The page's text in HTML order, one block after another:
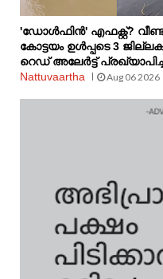
'ഡോൾഫിൻ' എഫക്റ്റ്?
കോട്ടയം ഉൾപ്പടെ 3
റെഡ് അലേർട്ട്
Nattuvaartha
Aug 06 2026